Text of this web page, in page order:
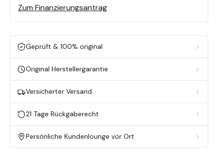
Zum Finanzierungsantrag
Geprüft & 100% original
Original Herstellergarantie
Versicherter Versand
21 Tage Rückgaberecht
Persönliche Kundenlounge vor Ort